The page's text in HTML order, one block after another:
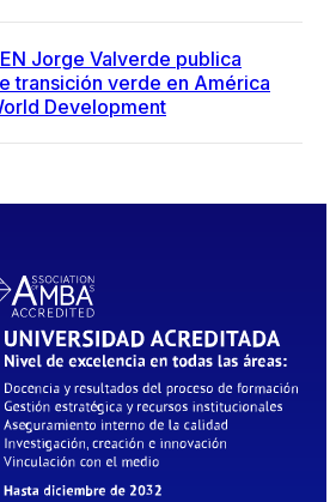
Jorge Valverde publica
transición verde en América
Development